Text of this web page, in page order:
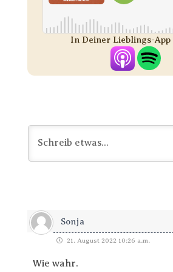
In Deiner Lieblings-App
Sonja
21. August 2022 10:26 a.m.
Wie wahr.